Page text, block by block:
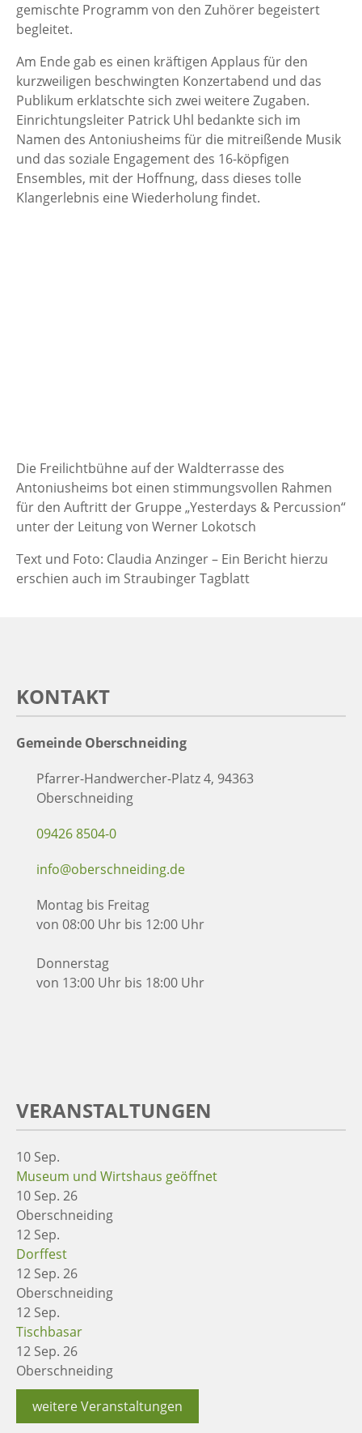
gemischte Programm von den Zuhörer begeistert
begleitet.
Am Ende gab es einen kräftigen Applaus für den
kurzweiligen beschwingten Konzertabend und das
Publikum erklatschte sich zwei weitere Zugaben.
Einrichtungsleiter Patrick Uhl bedankte sich im
Namen des Antoniusheims für die mitreißende Musik
und das soziale Engagement des 16-köpfigen
Ensembles, mit der Hoffnung, dass dieses tolle
Klangerlebnis eine Wiederholung findet.
Die Freilichtbühne auf der Waldterrasse des
Antoniusheims bot einen stimmungsvollen Rahmen
für den Auftritt der Gruppe „Yesterdays & Percussion“
unter der Leitung von Werner Lokotsch
Text und Foto: Claudia Anzinger – Ein Bericht hierzu
erschien auch im Straubinger Tagblatt
KONTAKT
Gemeinde Oberschneiding
Pfarrer-Handwercher-Platz 4, 94363
Oberschneiding
09426 8504-0
info@oberschneiding.de
Montag bis Freitag
von 08:00 Uhr bis 12:00 Uhr
Donnerstag
von 13:00 Uhr bis 18:00 Uhr
VERANSTALTUNGEN
10 Sep.
Museum und Wirtshaus geöffnet
10 Sep. 26
Oberschneiding
12 Sep.
Dorffest
12 Sep. 26
Oberschneiding
12 Sep.
Tischbasar
12 Sep. 26
Oberschneiding
weitere Veranstaltungen